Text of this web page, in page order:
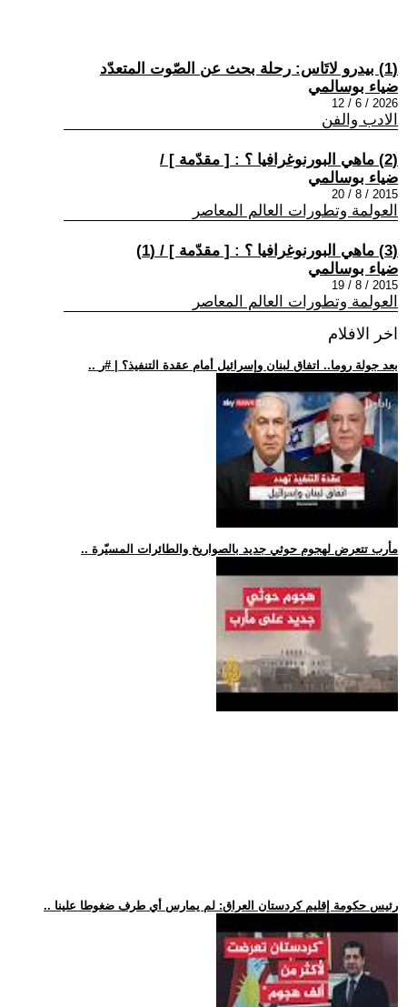
(1) بيدرو لاتَاس: رحلة بحث عن الصّوت المتعدّد
ضياء بوسالمي
2026 / 6 / 12
الادب والفن
(2) ماهي البورنوغرافيا ؟ : [ مقدّمة ] /
ضياء بوسالمي
2015 / 8 / 20
العولمة وتطورات العالم المعاصر
(3) ماهي البورنوغرافيا ؟ : [ مقدّمة ] / (1)
ضياء بوسالمي
2015 / 8 / 19
العولمة وتطورات العالم المعاصر
اخر الافلام
.. بعد جولة روما.. اتفاق لبنان وإسرائيل أمام عقدة التنفيذ؟ | #ر
.. مأرب تتعرض لهجوم حوثي جديد بالصواريخ والطائرات المسيّرة
.. رئيس حكومة إقليم كردستان العراق: لم يمارس أي طرف ضغوطا علينا